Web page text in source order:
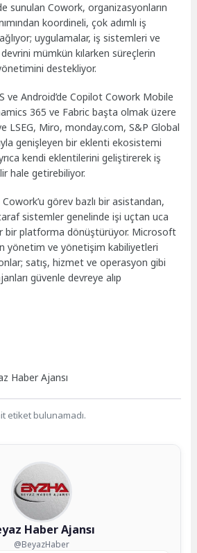
sunulan Cowork, organizasyonların
koordineli, çok adımlı iş
uygulamalar, iş sistemleri ve
mümkün kılarken süreçlerin
destekliyor.
ve Android’de Copilot Cowork Mobile
365 ve Fabric başta olmak üzere
LSEG, Miro, monday.com, S&P Global
genişleyen bir eklenti ekosistemi
kendi eklentilerini geliştirerek iş
hale getirebiliyor.
görev bazlı bir asistandan,
sistemler genelinde işi uçtan uca
bir platforma dönüştürüyor. Microsoft
yönetim ve yönetişim kabiliyetleri
satış, hizmet ve operasyon gibi
güvenle devreye alıp
Haber Ajansı
etiket bulunamadı.
Haber Ajansı
@BeyazHaber